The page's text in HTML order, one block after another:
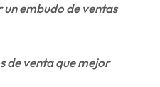
embudo de ventas
de venta que mejor